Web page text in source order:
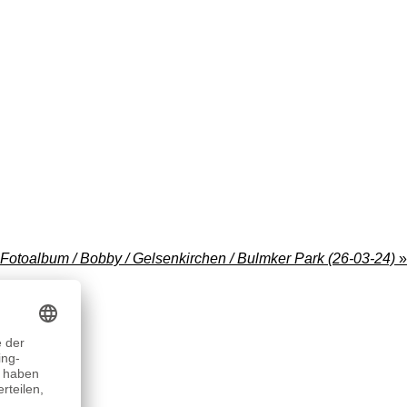
Fotoalbum / Bobby / Gelsenkirchen / Bulmker Park (26-03-24) »